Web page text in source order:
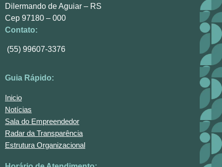
Dilermando de Aguiar – RS
Cep 97180 – 000
Contato:
(55) 99607-3376
Guia Rápido:
Inicio
Notícias
Sala do Empreendedor
Radar da Transparência
Estrutura Organizacional